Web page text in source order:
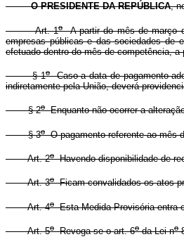
O PRESIDENTE DA REPÚBLICA,
Art. 1oA partir do mês de março
empresas públicas e das sociedades de
efetuado dentro do mês de competência, a
§ 1oCaso a data de pagamento
indiretamente pela União, deverá
§ 2oEnquanto não ocorrer a
§ 3oO pagamento referente ao mês
Art. 2oHavendo disponibilidade de
Art. 3oFicam convalidados os atos
Art. 4oEsta Medida Provisória entra
Art. 5oRevoga-se o art. 6oda Lei no